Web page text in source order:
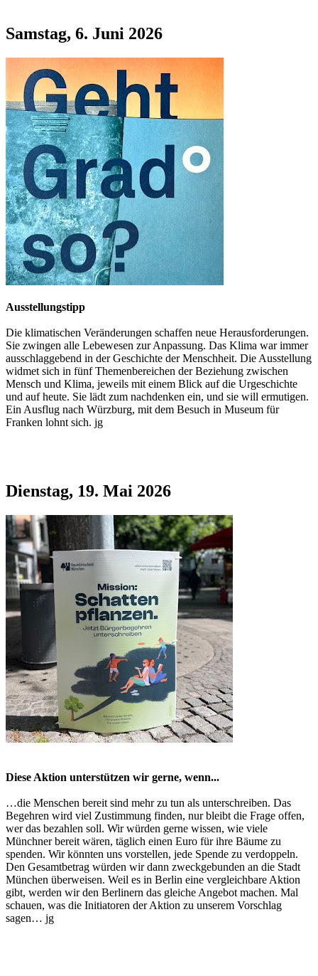
Samstag, 6. Juni 2026
Ausstellungstipp
Die klimatischen Veränderungen schaffen neue Herausforderungen.
Sie zwingen alle Lebewesen zur Anpassung. Das Klima war immer
ausschlaggebend in der Geschichte der Menschheit. Die Ausstellung
widmet sich in fünf Themenbereichen der Beziehung zwischen
Mensch und Klima, jeweils mit einem Blick auf die Urgeschichte
und auf heute. Sie lädt zum nachdenken ein, und sie will ermutigen.
Ein Ausflug nach Würzburg, mit dem Besuch in Museum für
Franken lohnt sich. jg
Dienstag, 19. Mai 2026
Diese Aktion unterstützen wir gerne, wenn...
…die Menschen bereit sind mehr zu tun als unterschreiben. Das
Begehren wird viel Zustimmung finden, nur bleibt die Frage offen,
wer das bezahlen soll. Wir würden gerne wissen, wie viele
Münchner bereit wären, täglich einen Euro für ihre Bäume zu
spenden. Wir könnten uns vorstellen, jede Spende zu verdoppeln.
Den Gesamtbetrag würden wir dann zweckgebunden an die Stadt
München überweisen. Weil es in Berlin eine vergleichbare Aktion
gibt, werden wir den Berlinern das gleiche Angebot machen. Mal
schauen, was die Initiatoren der Aktion zu unserem Vorschlag
sagen… jg